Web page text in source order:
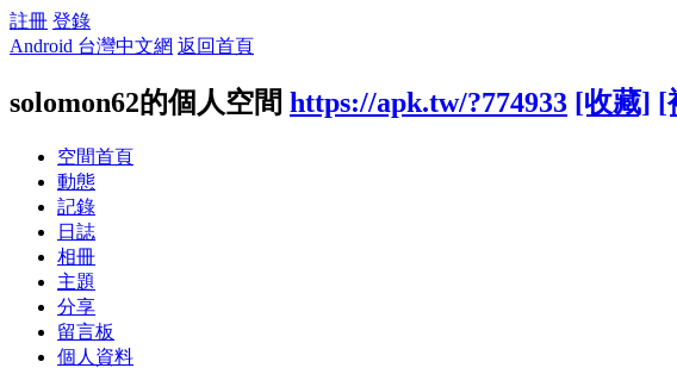
註冊 登錄
Android 台灣中文網 返回首頁
solomon62的個人空間 https://apk.tw/?774933 [收藏] [
空間首頁
動態
記錄
日誌
相冊
主題
分享
留言板
個人資料